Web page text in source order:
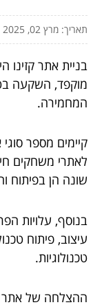
תאריך: מרץ 02, 2025
בניית אתר קזינו
מוקפד, השקעה
המחמירה.
קיימים מספר
לאתרי משחקים
שונה הן בפיתוח
בנוסף, עלויות
עיצוב, פיתוח
טכנולוגיות.
ההצלחה של אתר